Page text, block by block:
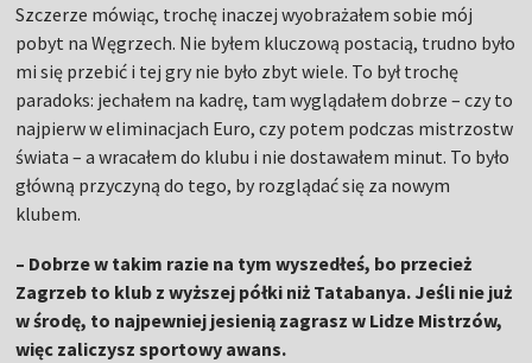
Szczerze mówiąc, trochę inaczej wyobrażałem sobie mój
pobyt na Węgrzech. Nie byłem kluczową postacią, trudno było
mi się przebić i tej gry nie było zbyt wiele. To był trochę
paradoks: jechałem na kadrę, tam wyglądałem dobrze – czy to
najpierw w eliminacjach Euro, czy potem podczas mistrzostw
świata – a wracałem do klubu i nie dostawałem minut. To było
główną przyczyną do tego, by rozglądać się za nowym
klubem.
– Dobrze w takim razie na tym wyszedłeś, bo przecież
Zagrzeb to klub z wyższej półki niż Tatabanya. Jeśli nie już
w środę, to najpewniej jesienią zagrasz w Lidze Mistrzów,
więc zaliczysz sportowy awans.